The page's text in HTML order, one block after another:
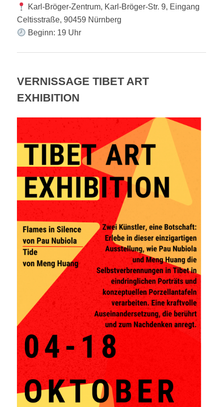
Karl-Bröger-Zentrum, Karl-Bröger-Str. 9, Eingang
Celtisstraße, 90459 Nürnberg
Beginn: 19 Uhr
VERNISSAGE TIBET ART
EXHIBITION